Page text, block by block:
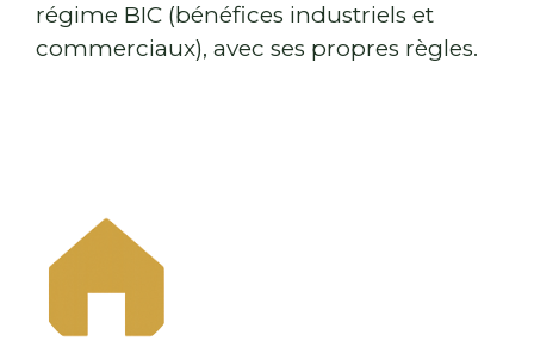
régime BIC (bénéfices industriels et
commerciaux), avec ses propres règles.